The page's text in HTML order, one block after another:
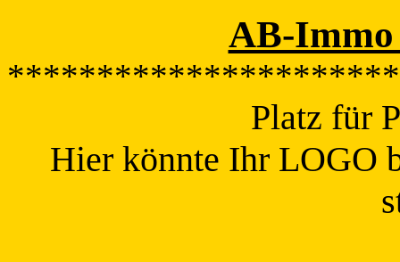
AB-
Platz für
Hier könnte Ihr LOGO